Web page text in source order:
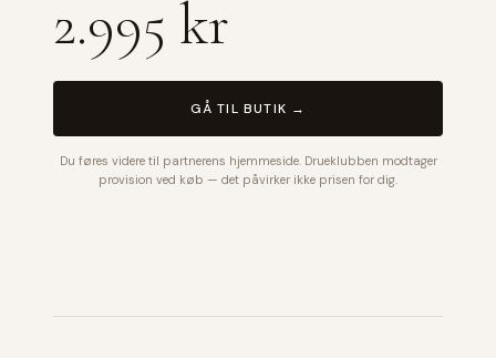
2.995 kr
GÅ TIL BUTIK →
Du føres videre til partnerens hjemmeside. Drueklubben modtager
provision ved køb — det påvirker ikke prisen for dig.